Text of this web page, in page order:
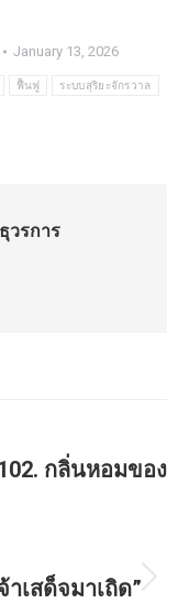
January 13, 2026
ฟื้นฟู ระบบสุริยะจักรวาล
วรการ
กลิ่นหอมของ
เสด็จมาเถิด”